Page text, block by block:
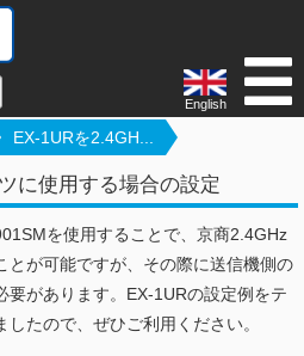
English
EX-1URを2.4GH...
に使用する場合の設定
を使用することで、京商2.4GHz
とが可能ですが、その際に送信機側の
要があります。EX-1URの設定例をテ
たので、ぜひご利用ください。